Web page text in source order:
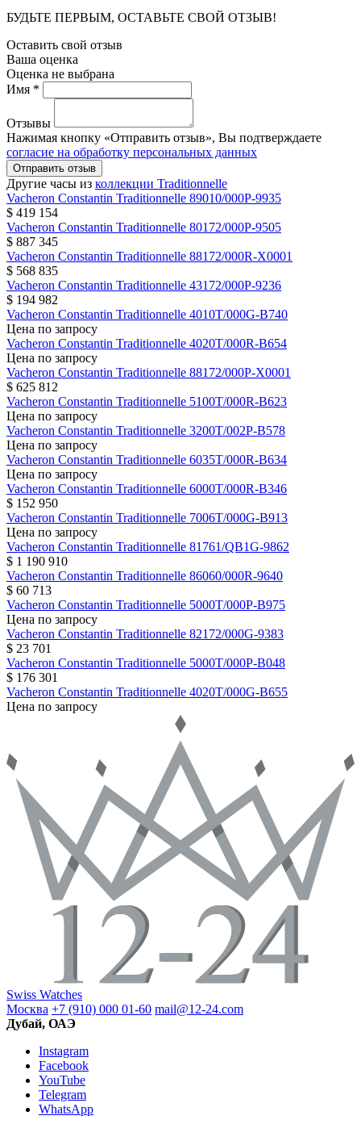
БУДЬТЕ ПЕРВЫМ, ОСТАВЬТЕ СВОЙ ОТЗЫВ!
Оставить свой отзыв
Ваша оценка
Оценка не выбрана
Имя *
Отзывы
Нажимая кнопку «Отправить отзыв», Вы подтверждаете
согласие на обработку персональных данных
Отправить отзыв
Другие часы из коллекции Traditionnelle
Vacheron Constantin Traditionnelle 89010/000P-9935
$ 419 154
Vacheron Constantin Traditionnelle 80172/000P-9505
$ 887 345
Vacheron Constantin Traditionnelle 88172/000R-X0001
$ 568 835
Vacheron Constantin Traditionnelle 43172/000P-9236
$ 194 982
Vacheron Constantin Traditionnelle 4010T/000G-B740
Цена по запросу
Vacheron Constantin Traditionnelle 4020T/000R-B654
Цена по запросу
Vacheron Constantin Traditionnelle 88172/000P-X0001
$ 625 812
Vacheron Constantin Traditionnelle 5100T/000R-B623
Цена по запросу
Vacheron Constantin Traditionnelle 3200T/002P-B578
Цена по запросу
Vacheron Constantin Traditionnelle 6035T/000R-B634
Цена по запросу
Vacheron Constantin Traditionnelle 6000T/000R-B346
$ 152 950
Vacheron Constantin Traditionnelle 7006T/000G-B913
Цена по запросу
Vacheron Constantin Traditionnelle 81761/QB1G-9862
$ 1 190 910
Vacheron Constantin Traditionnelle 86060/000R-9640
$ 60 713
Vacheron Constantin Traditionnelle 5000T/000P-B975
Цена по запросу
Vacheron Constantin Traditionnelle 82172/000G-9383
$ 23 701
Vacheron Constantin Traditionnelle 5000T/000P-B048
$ 176 301
Vacheron Constantin Traditionnelle 4020T/000G-B655
Цена по запросу
Swiss Watches
Москва +7 (910) 000 01-60 mail@12-24.com
Дубай, ОАЭ
Instagram
Facebook
YouTube
Telegram
WhatsApp